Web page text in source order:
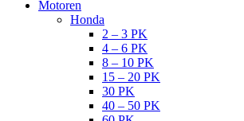
Motoren
Honda
2 – 3 PK
4 – 6 PK
8 – 10 PK
15 – 20 PK
30 PK
40 – 50 PK